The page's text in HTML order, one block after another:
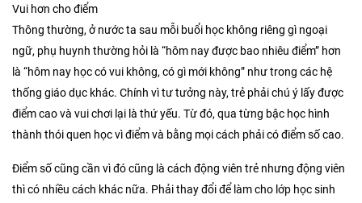
Vui hơn cho điểm
Thông thường, ở nước ta sau mỗi buổi học không riêng gì ngoại
ngữ, phụ huynh thường hỏi là “hôm nay được bao nhiêu điểm” hơn
là “hôm nay học có vui không, có gì mới không” như trong các hệ
thống giáo dục khác. Chính vì tư tưởng này, trẻ phải chú ý lấy được
điểm cao và vui chơi lại là thứ yếu. Từ đó, qua từng bậc học hình
thành thói quen học vì điểm và bằng mọi cách phải có điểm số cao.
Điểm số cũng cần vì đó cũng là cách động viên trẻ nhưng động viên
thì có nhiều cách khác nữa. Phải thay đổi để làm cho lớp học sinh